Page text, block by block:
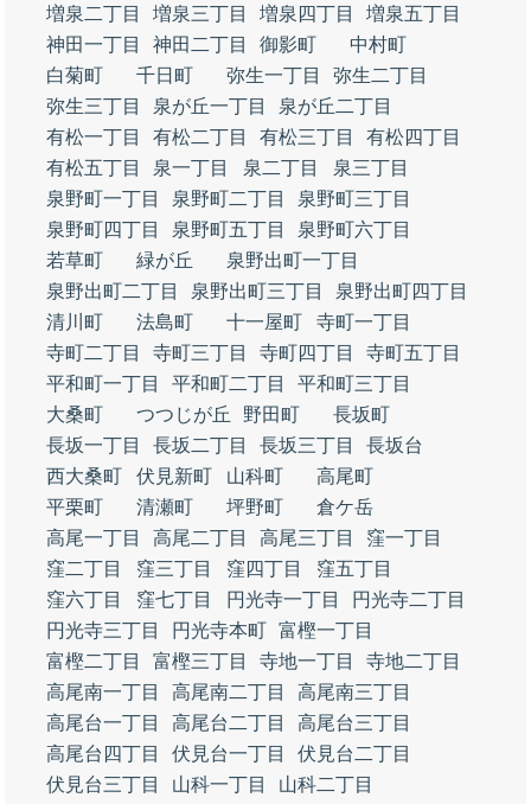
増泉二丁目
増泉三丁目 増泉四丁目
増泉五丁目
神田一丁目
神田二丁目 御影町
中村町
白菊町
千日町 弥生一丁目
弥生二丁目
弥生三丁目
泉が丘一丁目
泉が丘二丁目
有松一丁目
有松二丁目 有松三丁目
有松四丁目
有松五丁目
泉一丁目 泉二丁目
泉三丁目
泉野町一丁目
泉野町二丁目
泉野町三丁目
泉野町四丁目
泉野町五丁目
泉野町六丁目
若草町
緑が丘
泉野出町一丁目
泉野出町二丁目
泉野出町三丁目
泉野出町四丁目
清川町
法島町 十一屋町
寺町一丁目
寺町二丁目
寺町三丁目 寺町四丁目
寺町五丁目
平和町一丁目
平和町二丁目
平和町三丁目
大桑町
つつじが丘 野田町
長坂町
長坂一丁目
長坂二丁目 長坂三丁目
長坂台
西大桑町
伏見新町 山科町
高尾町
平栗町
清瀬町 坪野町
倉ケ岳
高尾一丁目
高尾二丁目 高尾三丁目
窪一丁目
窪二丁目
窪三丁目 窪四丁目
窪五丁目
窪六丁目
窪七丁目 円光寺一丁目
円光寺二丁目
円光寺三丁目
円光寺本町 富樫一丁目
富樫二丁目
富樫三丁目 寺地一丁目
寺地二丁目
高尾南一丁目
高尾南二丁目
高尾南三丁目
高尾台一丁目
高尾台二丁目
高尾台三丁目
高尾台四丁目
伏見台一丁目
伏見台二丁目
伏見台三丁目
山科一丁目
山科二丁目